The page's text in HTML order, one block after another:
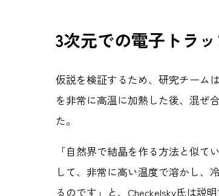
3次元での電子トラ
仮説を検証するため、研究チーム
を非常に高温に加熱した後、混ぜ
た。
「自然界で結晶を作る方法と似
して、非常に高い温度で溶かし、
るのです」と、Checkelsky氏は説明